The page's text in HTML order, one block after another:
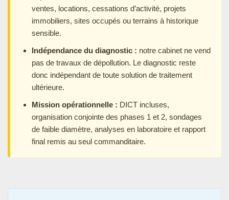
ventes, locations, cessations d’activité, projets
immobiliers, sites occupés ou terrains à historique
sensible.
Indépendance du diagnostic : notre cabinet ne vend
pas de travaux de dépollution. Le diagnostic reste
donc indépendant de toute solution de traitement
ultérieure.
Mission opérationnelle : DICT incluses,
organisation conjointe des phases 1 et 2, sondages
de faible diamètre, analyses en laboratoire et rapport
final remis au seul commanditaire.